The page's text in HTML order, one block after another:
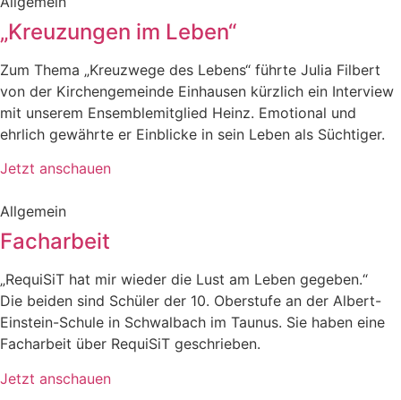
„Kreuzungen im Leben“
Zum Thema „Kreuzwege des Lebens“ führte Julia Filbert
von der Kirchengemeinde Einhausen kürzlich ein Interview
mit unserem Ensemblemitglied Heinz. Emotional und
ehrlich gewährte er Einblicke in sein Leben als Süchtiger.
Jetzt anschauen
Allgemein
Facharbeit
„RequiSiT hat mir wieder die Lust am Leben gegeben.“
Die beiden sind Schüler der 10. Oberstufe an der Albert-
Einstein-Schule in Schwalbach im Taunus. Sie haben eine
Facharbeit über RequiSiT geschrieben.
Jetzt anschauen